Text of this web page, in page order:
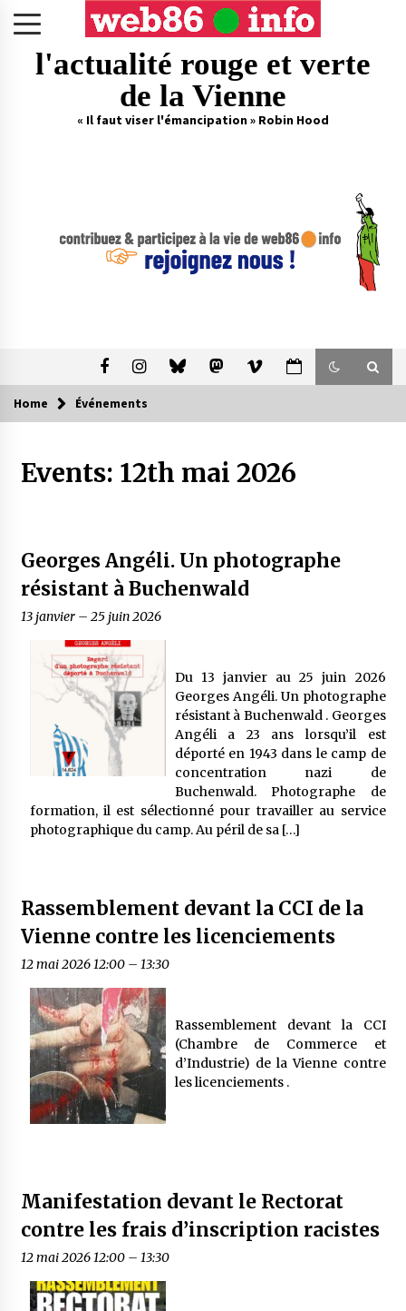
l'actualité rouge et verte
de la Vienne
« Il faut viser l'émancipation » Robin Hood
Home Événements
Events: 12th mai 2026
Georges Angéli. Un photographe
résistant à Buchenwald
13 janvier– 25 juin 2026
Du 13 janvier au 25 juin 2026
Georges Angéli. Un photographe
résistant à Buchenwald . Georges
Angéli a 23 ans lorsqu’il est
déporté en 1943 dans le camp de
concentration nazi de
Buchenwald. Photographe de
formation, il est sélectionné pour travailler au service
photographique du camp. Au péril de sa […]
Rassemblement devant la CCI de la
Vienne contre les licenciements
12 mai 2026 12:00– 13:30
Rassemblement devant la CCI
(Chambre de Commerce et
d’Industrie) de la Vienne contre
les licenciements .
Manifestation devant le Rectorat
contre les frais d’inscription racistes
12 mai 2026 12:00– 13:30